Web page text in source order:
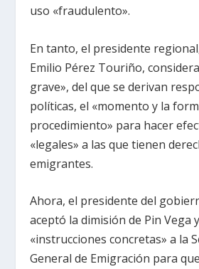
uso «fraudulento».
En tanto, el presidente
Emilio Pérez Touriño,
grave», del que se derivan
políticas, el «momento y la
procedimiento» para hacer
«legales» a las que tienen
emigrantes.
Ahora, el presidente del
aceptó la dimisión de Pin Vega
«instrucciones concretas» a la
General de Emigración para